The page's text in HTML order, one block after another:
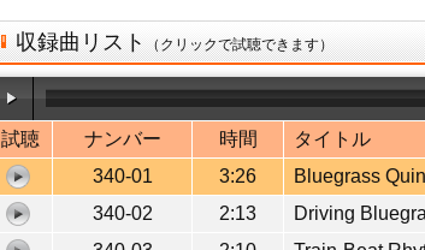
収録曲リスト（クリックで試聴できます）
試聴 ナンバー 時間
タイトル
340-01
3:26
Bluegrass
340-02
2:13
Driving